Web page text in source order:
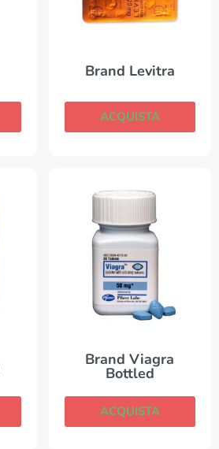
Brand Levitra
ACQUISTA
Brand Viagra
Bottled
ACQUISTA